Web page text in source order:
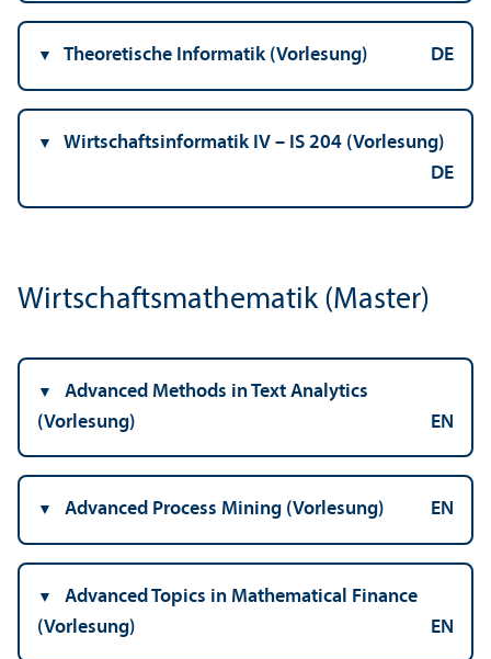
Theoretische Informatik (Vorlesung) DE
Wirtschafts­informatik IV – IS 204 (Vorlesung)
DE
Wirtschafts­mathematik (Master)
Advanced Methods in Text Analytics
(Vorlesung)
EN
Advanced Process Mining (Vorlesung) EN
Advanced Topics in Mathematical Finance
(Vorlesung)
EN